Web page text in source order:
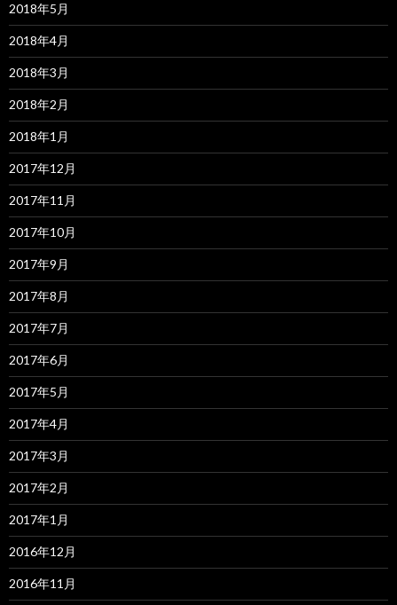
2018年5月
2018年4月
2018年3月
2018年2月
2018年1月
2017年12月
2017年11月
2017年10月
2017年9月
2017年8月
2017年7月
2017年6月
2017年5月
2017年4月
2017年3月
2017年2月
2017年1月
2016年12月
2016年11月